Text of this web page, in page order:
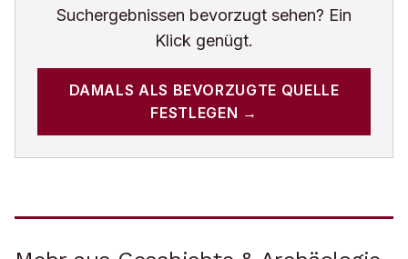
Suchergebnissen bevorzugt sehen? Ein
Klick genügt.
DAMALS ALS BEVORZUGTE QUELLE
FESTLEGEN →